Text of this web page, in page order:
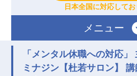
日本全国に対応してお
メニュー
「メンタル休職への対応
ミナジン【杜若サロン】